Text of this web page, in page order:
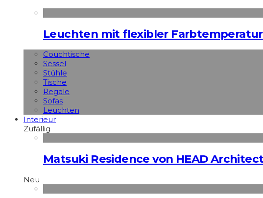
Leuchten mit flexibler Farbtemperatur
Couchtische
Sessel
Stühle
Tische
Regale
Sofas
Leuchten
Interieur
Zufällig
Matsuki Residence von HEAD
Neu